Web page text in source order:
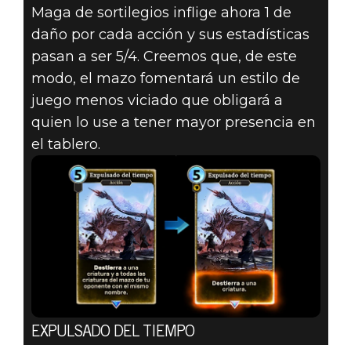
Maga de sortilegios inflige ahora 1 de
daño por cada acción y sus estadísticas
pasan a ser 5/4. Creemos que, de este
modo, el mazo fomentará un estilo de
juego menos viciado que obligará a
quien lo use a tener mayor presencia en
el tablero.
EXPULSADO DEL TIEMPO